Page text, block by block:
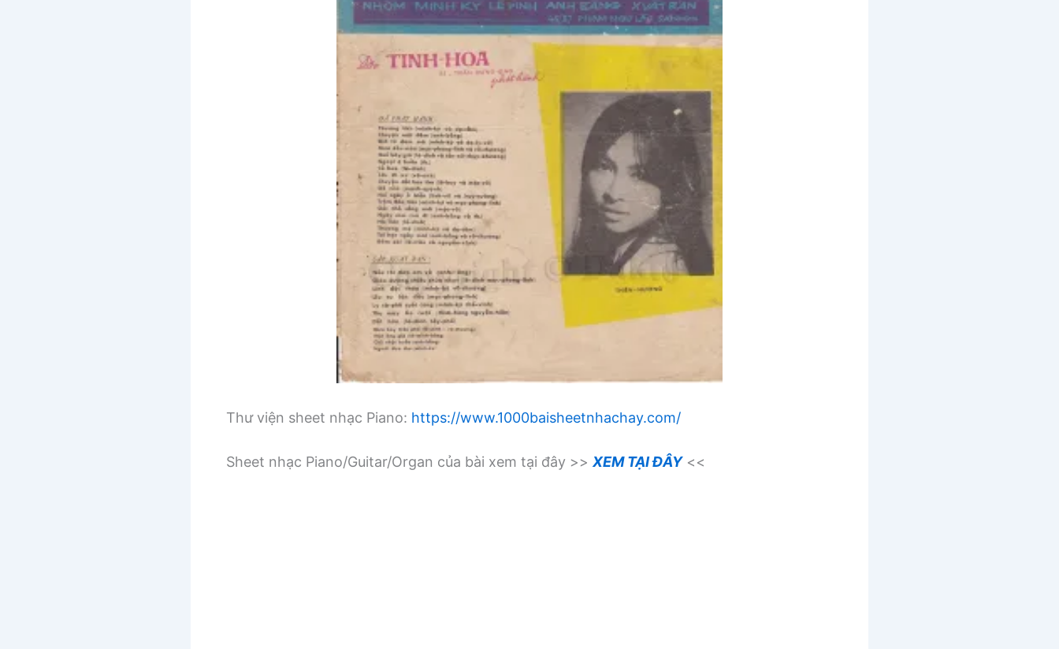
Thư viện sheet nhạc Piano: https://www.1000baisheetnhachay.com/
Sheet nhạc Piano/Guitar/Organ của bài xem tại đây >> XEM TẠI ĐÂY<<